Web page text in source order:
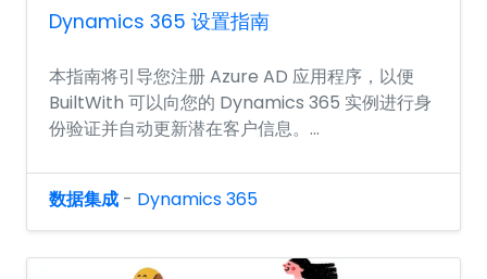
Dynamics 365 设置指南
本指南将引导您注册 Azure AD 应用程序，以便
BuiltWith 可以向您的 Dynamics 365 实例进行身
份验证并自动更新潜在客户信息。...
数据集成 - Dynamics 365